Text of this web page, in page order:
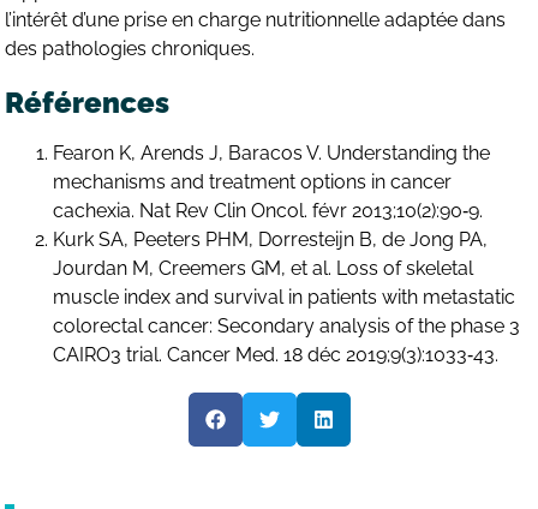
l’intérêt d’une prise en charge nutritionnelle adaptée dans
des pathologies chroniques.
Références
Fearon K, Arends J, Baracos V. Understanding the
mechanisms and treatment options in cancer
cachexia. Nat Rev Clin Oncol. févr 2013;10(2):90‑9.
Kurk SA, Peeters PHM, Dorresteijn B, de Jong PA,
Jourdan M, Creemers GM, et al. Loss of skeletal
muscle index and survival in patients with metastatic
colorectal cancer: Secondary analysis of the phase 3
CAIRO3 trial. Cancer Med. 18 déc 2019;9(3):1033‑43.